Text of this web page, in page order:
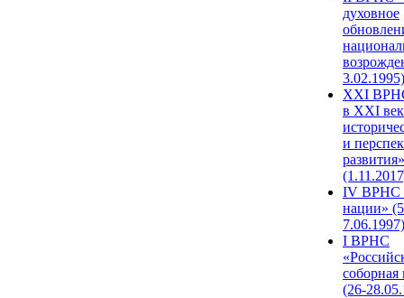
духовное
3.02.1995)
XХI
в XXI
и
развития»
IV ВРНС
нации»
7.06.1997)
I ВРНС
(26-